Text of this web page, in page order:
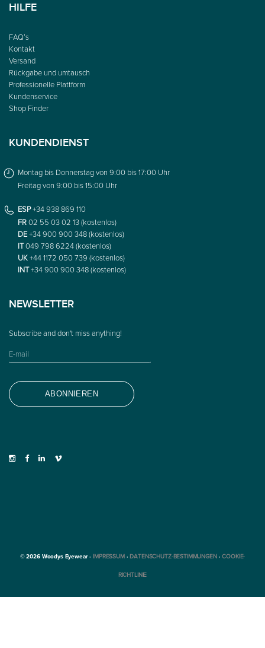
HILFE
FAQ’s
Kontakt
Versand
Rückgabe und umtausch
Professionelle Plattform
Kundenservice
Shop Finder
KUNDENDIENST
Montag bis Donnerstag von 9:00 bis 17:00 Uhr
Freitag von 9:00 bis 15:00 Uhr
ESP+34 938 869 110
FR02 55 03 02 13 (kostenlos)
DE+34 900 900 348 (kostenlos)
IT049 798 6224 (kostenlos)
UK+44 1172 050 739 (kostenlos)
INT+34 900 900 348 (kostenlos)
NEWSLETTER
© 2026 Woodys Eyewear ·IMPRESSUM ·DATENSCHUTZ-BESTIMMUNGEN·COOKIE-
RICHTLINIE